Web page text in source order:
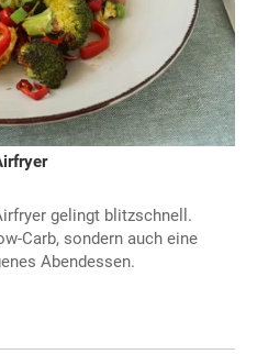
gelingt blitzschnell.
Carb, sondern auch eine
Abendessen.